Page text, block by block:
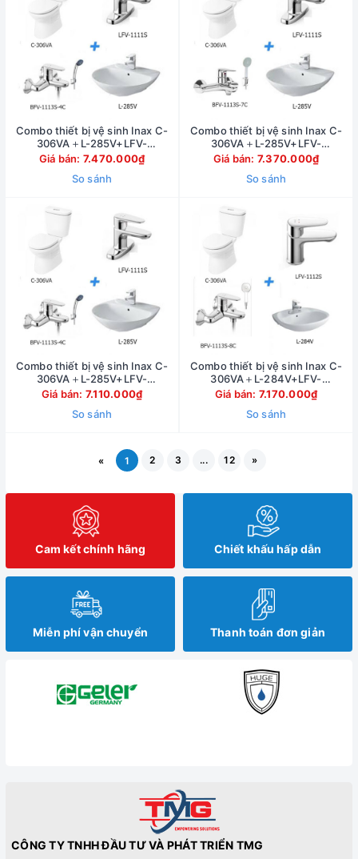
Combo thiết bị vệ sinh Inax C-
306VA＋L-285V+LFV-
1111S+BFV-1113S-8C
Giá bán: 7.470.000₫
So sánh
Combo thiết bị vệ sinh Inax C-
306VA＋L-285V+LFV-
1111S+BFV-1113S-7C
Giá bán: 7.370.000₫
So sánh
Combo thiết bị vệ sinh Inax C-
306VA＋L-285V+LFV-
1111S+BFV-1113S-4C
Giá bán: 7.110.000₫
So sánh
Combo thiết bị vệ sinh Inax C-
306VA＋L-284V+LFV-
1112S+BFV-1113S-8C
Giá bán: 7.170.000₫
So sánh
« 1 2 3 ... 12 »
Cam kết chính hãng Chiết khấu hấp dẫn
Miễn phí vận chuyển Thanh toán đơn giản
CÔNG TY TNHH ĐẦU TƯ VÀ PHÁT TRIỂN TMG